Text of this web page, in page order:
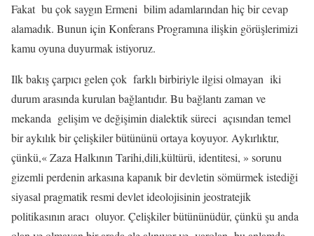
Fakat bu çok saygın Ermeni bilim adamlarından hiç bir cevap
alamadık. Bunun için Konferans Programına ilişkin görüşlerimizi
kamu oyuna duyurmak istiyoruz.
Ilk bakış çarpıcı gelen çok farklı birbiriyle ilgisi olmayan iki
durum arasında kurulan bağlantıdır. Bu bağlantı zaman ve
mekanda gelişim ve değişimin dialektik süreci açısından temel
bir aykılık bir çelişkiler bütününü ortaya koyuyor. Aykırlıktır,
çünkü,« Zaza Halkının Tarihi,dili,kültürü, identitesi, » sorunu
gizemli perdenin arkasına kapanık bir devletin sömürmek istediği
siyasal pragmatik resmi devlet ideolojisinin jeostratejik
politikasının aracı oluyor. Çelişkiler bütününüdür, çünkü şu anda